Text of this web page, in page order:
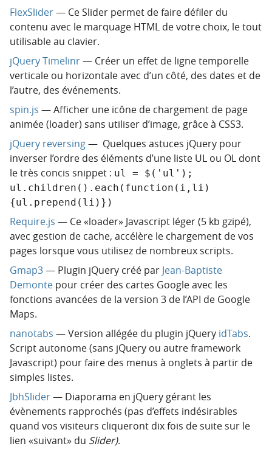
FlexSlider— Ce Slider permet de faire défiler du
contenu avec le marquage HTML de votre choix, le tout
utilisable au clavier.
jQuery Timelinr— Créer un effet de ligne temporelle
verticale ou horizontale avec d’un côté, des dates et de
l’autre, des événements.
spin.js — Afficher une icône de chargement de page
animée (loader) sans utiliser d’image, grâce à CSS3.
jQuery reversing— Quelques astuces jQuery pour
inverser l’ordre des éléments d’une liste UL ou OL dont
le très concis snippet : ul = $('ul');
ul.children().each(function(i,li)
{ul.prepend(li)})
Require.js — Ce «loader» Javascript léger (5 kb gzipé),
avec gestion de cache, accélère le chargement de vos
pages lorsque vous utilisez de nombreux scripts.
Gmap3— Plugin jQuery créé par Jean-Baptiste
Demonte pour créer des cartes Google avec les
fonctions avancées de la version 3 de l’API de Google
Maps.
nanotabs — Version allégée du plugin jQuery idTabs.
Script autonome (sans jQuery ou autre framework
Javascript) pour faire des menus à onglets à partir de
simples listes.
JbhSlider— Diaporama en jQuery gérant les
évènements rapprochés (pas d’effets indésirables
quand vos visiteurs cliqueront dix fois de suite sur le
lien «suivant» du Slider).